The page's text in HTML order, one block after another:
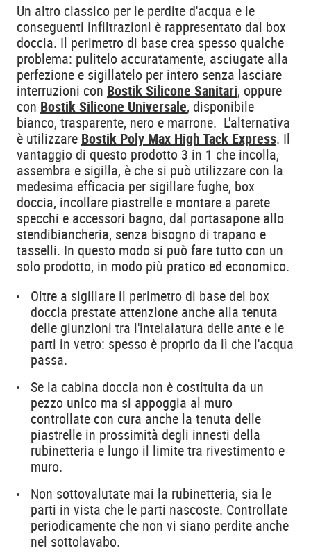
Un altro classico per le perdite d'acqua e le
conseguenti infiltrazioni è rappresentato dal box
doccia. Il perimetro di base crea spesso qualche
problema: pulitelo accuratamente, asciugate alla
perfezione e sigillatelo per intero senza lasciare
interruzioni con Bostik Silicone Sanitari, oppure
con Bostik Silicone Universale, disponibile
bianco, trasparente, nero e marrone. L'alternativa
è utilizzare Bostik Poly Max High Tack Express. Il
vantaggio di questo prodotto 3 in 1 che incolla,
assembra e sigilla, è che si può utilizzare con la
medesima efficacia per sigillare fughe, box
doccia, incollare piastrelle e montare a parete
specchi e accessori bagno, dal portasapone allo
stendibiancheria, senza bisogno di trapano e
tasselli. In questo modo si può fare tutto con un
solo prodotto, in modo più pratico ed economico.
Oltre a sigillare il perimetro di base del box
doccia prestate attenzione anche alla tenuta
delle giunzioni tra l'intelaiatura delle ante e le
parti in vetro: spesso è proprio da lì che l'acqua
passa.
Se la cabina doccia non è costituita da un
pezzo unico ma si appoggia al muro
controllate con cura anche la tenuta delle
piastrelle in prossimità degli innesti della
rubinetteria e lungo il limite tra rivestimento e
muro.
Non sottovalutate mai la rubinetteria, sia le
parti in vista che le parti nascoste. Controllate
periodicamente che non vi siano perdite anche
nel sottolavabo.